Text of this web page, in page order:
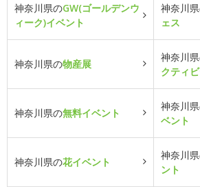
神奈川県のGW(ゴールデンウ
ィーク)イベント
神奈川
ェス
神奈川県の物産展
神奈川
クティ
神奈川県の無料イベント
神奈川
ベント
神奈川県の花イベント
神奈川
ント